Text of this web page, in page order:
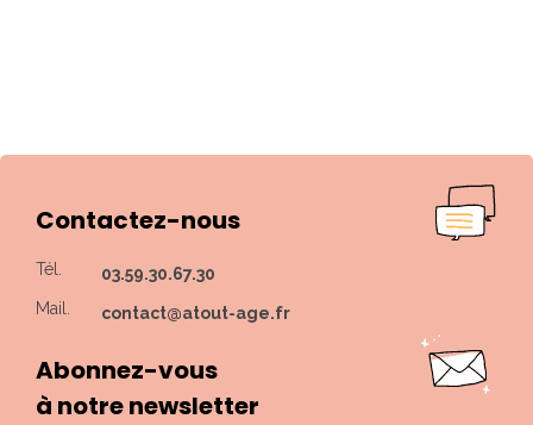
Contactez-nous
Tél.
03.59.30.67.30
Mail.
contact@atout-age.fr
Abonnez-vous
à notre newsletter